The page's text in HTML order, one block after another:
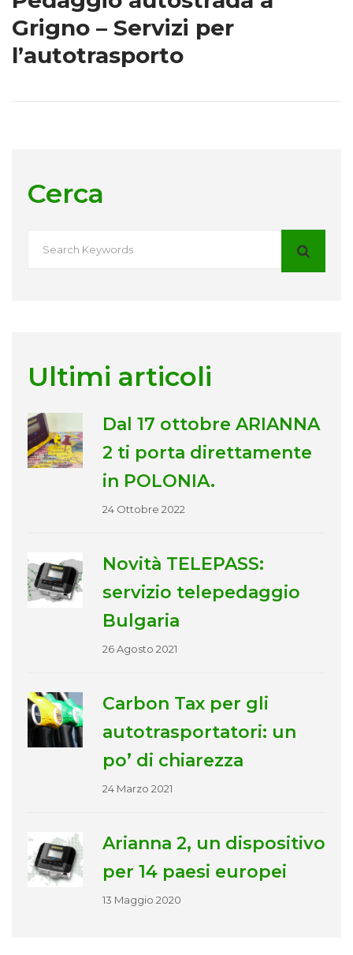
Grigno – Servizi per
l’autotrasporto
Cerca
Ultimi articoli
Dal 17 ottobre ARIANNA
2 ti porta direttamente
in POLONIA.
24 Ottobre 2022
Novità TELEPASS:
servizio telepedaggio
Bulgaria
26 Agosto 2021
Carbon Tax per gli
autotrasportatori: un
po’ di chiarezza
24 Marzo 2021
Arianna 2, un dispositivo
per 14 paesi europei
13 Maggio 2020